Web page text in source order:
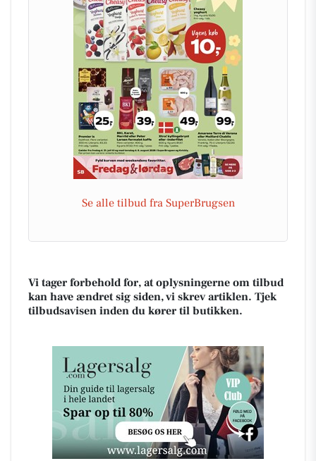
Se alle tilbud fra SuperBrugsen
Vi tager forbehold for, at oplysningerne om tilbud
kan have ændret sig siden, vi skrev artiklen. Tjek
tilbudsavisen inden du kører til butikken.